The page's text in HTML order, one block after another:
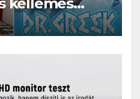
szívében